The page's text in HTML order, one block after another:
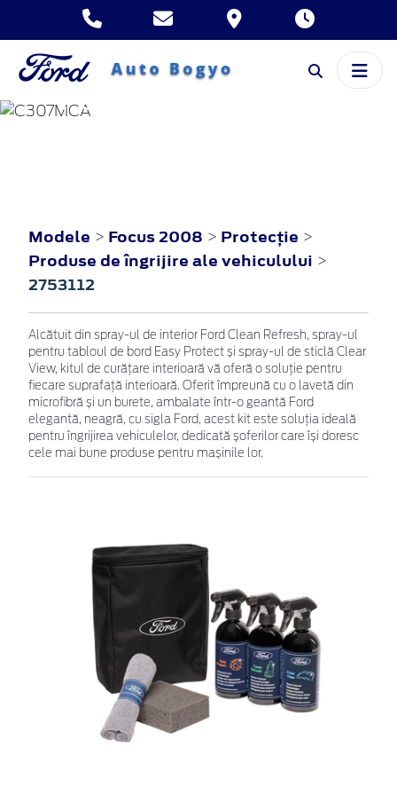
FOCUS
Modele > Focus 2008 > Protecţie >
Produse de îngrijire ale vehiculului >
2753112
Alcătuit din spray-ul de interior Ford Clean Refresh, spray-ul
pentru tabloul de bord Easy Protect și spray-ul de sticlă Clear
View, kitul de curățare interioară vă oferă o soluție pentru
fiecare suprafață interioară. Oferit împreună cu o lavetă din
microfibră și un burete, ambalate într-o geantă Ford
elegantă, neagră, cu sigla Ford, acest kit este soluția ideală
pentru îngrijirea vehiculelor, dedicată șoferilor care își doresc
cele mai bune produse pentru mașinile lor.